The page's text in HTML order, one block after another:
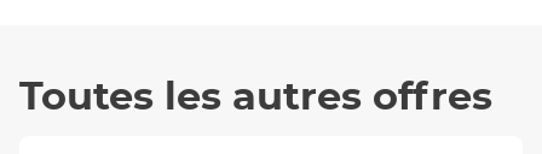
Toutes les autres offres